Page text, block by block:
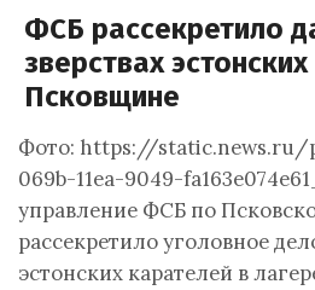
ФСБ рассекретило
зверствах
Псковщине
Фото: https://static.news.ru/
069b-11ea-9049-
управление ФСБ по
рассекретило уголовное
эстонских карателей в